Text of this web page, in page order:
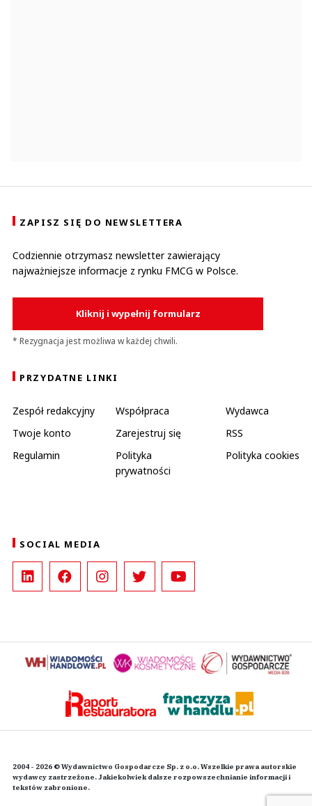
ZAPISZ SIĘ DO NEWSLETTERA
Codziennie otrzymasz newsletter zawierający
najważniejsze informacje z rynku FMCG w Polsce.
Kliknij i wypełnij formularz
* Rezygnacja jest możliwa w każdej chwili.
PRZYDATNE LINKI
Zespół redakcyjny Współpraca
Wydawca
Twoje konto
Zarejestruj się
RSS
Regulamin
Polityka
prywatności
Polityka cookies
SOCIAL MEDIA
2004 - 2026 © Wydawnictwo Gospodarcze Sp. z o.o. Wszelkie prawa autorskie
wydawcy zastrzeżone. Jakiekolwiek dalsze rozpowszechnianie informacji i
tekstów zabronione.